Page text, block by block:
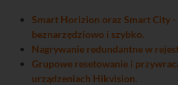
Smart Horizion oraz Smart City
beznarzędziowo i szybko.
Nagrywanie redundantne w
Grupowe resetowanie i
urządzeniach Hikvision.